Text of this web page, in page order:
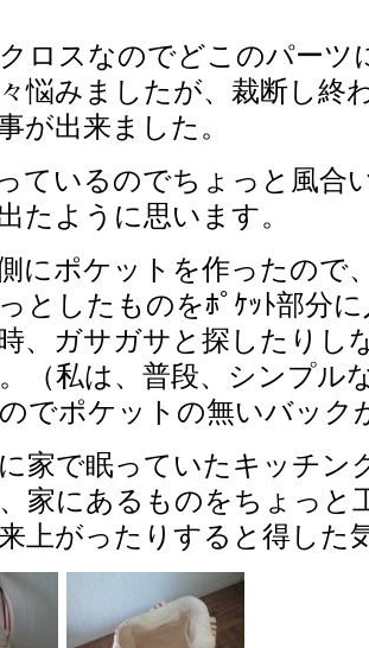
ロスなのでどこのパーツ
悩みましたが、裁断し終
が出来ました。
ているのでちょっと風合
たように思います。
にポケットを作ったので
としたものをﾎﾟｹｯﾄ部分
、ガサガサと探したりし
（私は、普段、シンプル
でポケットの無いバック
家で眠っていたキッチン
家にあるものをちょっと
上がったりすると得した